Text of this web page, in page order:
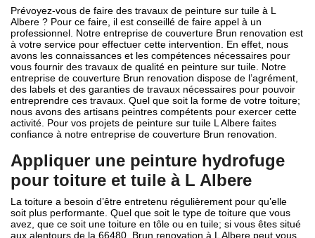
Prévoyez-vous de faire des travaux de peinture sur tuile à L
Albere ? Pour ce faire, il est conseillé de faire appel à un
professionnel. Notre entreprise de couverture Brun renovation est
à votre service pour effectuer cette intervention. En effet, nous
avons les connaissances et les compétences nécessaires pour
vous fournir des travaux de qualité en peinture sur tuile. Notre
entreprise de couverture Brun renovation dispose de l’agrément,
des labels et des garanties de travaux nécessaires pour pouvoir
entreprendre ces travaux. Quel que soit la forme de votre toiture;
nous avons des artisans peintres compétents pour exercer cette
activité. Pour vos projets de peinture sur tuile L Albere faites
confiance à notre entreprise de couverture Brun renovation.
Appliquer une peinture hydrofuge
pour toiture et tuile à L Albere
La toiture a besoin d’être entretenu régulièrement pour qu’elle
soit plus performante. Quel que soit le type de toiture que vous
avez, que ce soit une toiture en tôle ou en tuile; si vous êtes situé
aux alentours de la 66480, Brun renovation à L Albere peut vous